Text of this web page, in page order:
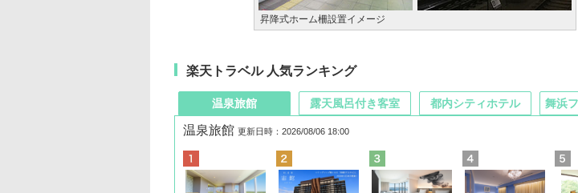
昇降式ホーム柵設置イメージ
楽天トラベル 人気ランキング
温泉旅館
温泉旅館 更新日時：2026/08/06 18:00
露天風呂付き客室 都内シティホテル 舞浜